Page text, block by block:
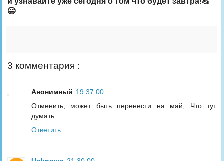
😉
3 комментария :
Анонимный 19:37:00
Отменить, может быть перенести на май, Что тут
думать
Ответить